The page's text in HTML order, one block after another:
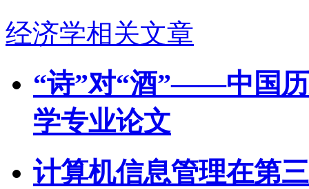
经济学相关文章
“诗”对“酒”——中国
学专业论文
计算机信息管理在第